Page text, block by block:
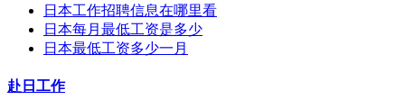
日本工作招聘信息在哪里看
日本每月最低工资是多少
日本最低工资多少一月
赴日工作